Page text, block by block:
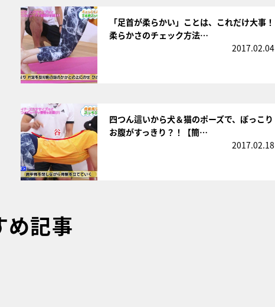
「足首が柔らかい」ことは、これだけ大事！
柔らかさのチェック方法…
2017.02.04
四つん這いから犬＆猫のポーズで、ぽっこり
お腹がすっきり？！【簡…
2017.02.18
め記事